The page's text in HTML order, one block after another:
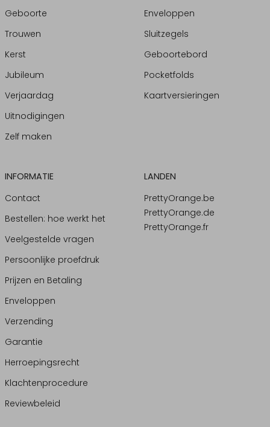
Geboorte
Trouwen
Kerst
Jubileum
Verjaardag
Uitnodigingen
Zelf maken
Enveloppen
Sluitzegels
Geboortebord
Pocketfolds
Kaartversieringen
INFORMATIE
Contact
Bestellen: hoe werkt het
Veelgestelde vragen
Persoonlijke proefdruk
Prijzen en Betaling
Enveloppen
Verzending
Garantie
Herroepingsrecht
Klachtenprocedure
Reviewbeleid
LANDEN
PrettyOrange.be
PrettyOrange.de
PrettyOrange.fr